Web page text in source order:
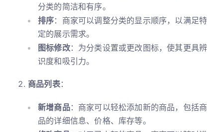
分类的简洁和有序。
排序：商家可以调整分类的显示顺序，以满足特
定的展示需求。
图标修改：为分类设置或更改图标，使其更具辨
识度和吸引力。
商品列表：
新增商品：商家可以轻松添加新的商品，包括商
品的详细信息、价格、库存等。